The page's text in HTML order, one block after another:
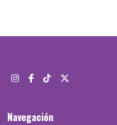
Navegación